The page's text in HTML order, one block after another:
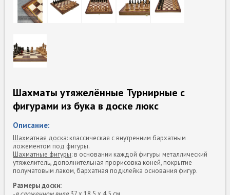
Шахматы утяжелённые Турнирные с
фигурами из бука в доске люкс
Описание:
Шахматная доска: классическая с внутренним бархатным
ложементом под фигуры.
Шахматные фигуры: в основании каждой фигуры металлический
утяжелитель, дополнительная прорисовка коней, покрытие
полуматовым лаком, бархатная подклейка основания фигур.
Размеры доски: